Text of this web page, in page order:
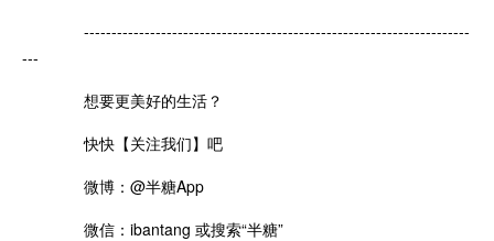
----------------------------------------------------------------------
---
想要更美好的生活？
快快【关注我们】吧
微博：@半糖App
微信：ibantang 或搜索“半糖”